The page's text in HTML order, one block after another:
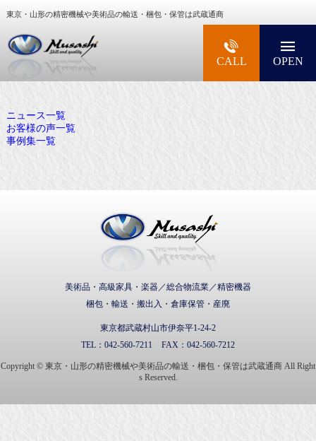
東京・山形の精密機械や美術品の輸送・梱包・保管は武蔵通商
大型精密機械・美術品・高級楽器の梱包・輸送
CALL OPEN
ニュース一覧
お客様の声一覧
事例集一覧
美術品・高級家具・楽器／総合物流業／精密機器
梱包・輸送・搬出入・倉庫保管・産廃
東京都武蔵村山市伊奈平1-24-2
TEL： 042-560-7211 FAX： 042-560-7212
Copyright © 東京・山形の精密機械や美術品の輸送・梱包・保管は武蔵通商 All Right
s Reserved.